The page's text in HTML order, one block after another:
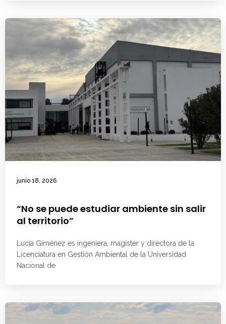
junio 18, 2026
“No se puede estudiar ambiente sin salir
al territorio”
Lucía Giménez es ingeniera, magíster y directora de la
Licenciatura en Gestión Ambiental de la Universidad
Nacional de